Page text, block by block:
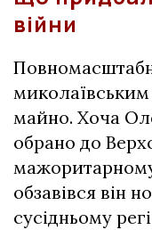
війни
майно. Хоча
обрано до
обзавівся він
сусідньому